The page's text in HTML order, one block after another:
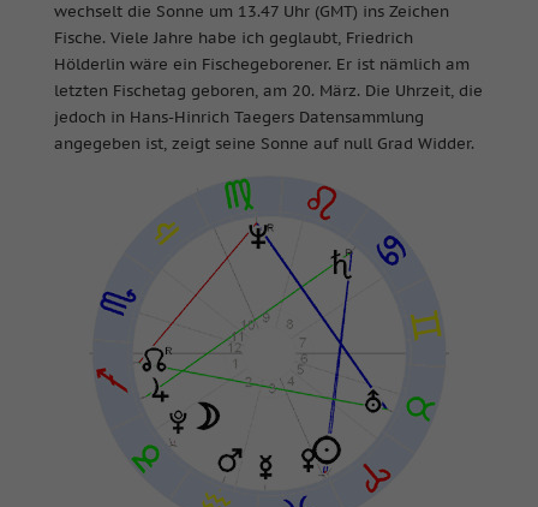
wechselt die Sonne um 13.47 Uhr (GMT) ins Zeichen
Fische. Viele Jahre habe ich geglaubt, Friedrich
Hölderlin wäre ein Fischegeborener. Er ist nämlich am
letzten Fischetag geboren, am 20. März. Die Uhrzeit, die
jedoch in Hans-Hinrich Taegers Datensammlung
angegeben ist, zeigt seine Sonne auf null Grad Widder.